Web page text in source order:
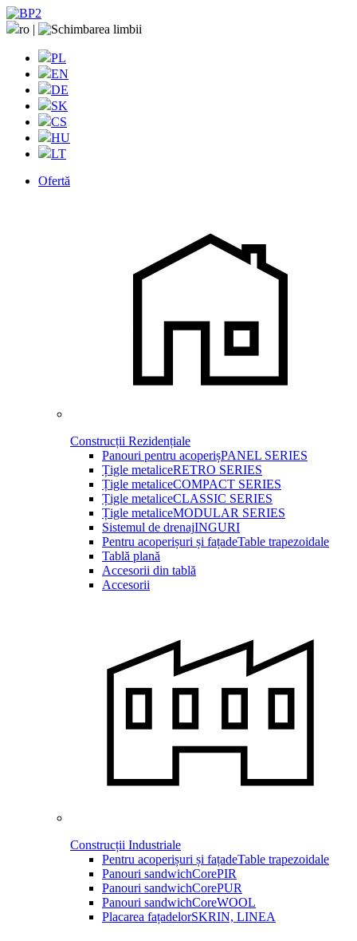
ro |
PL
EN
DE
SK
CS
HU
LT
Ofertă
Construcții Rezidențiale
Panouri pentru acoperișPANEL SERIES
Țigle metaliceRETRO SERIES
Țigle metaliceCOMPACT SERIES
Țigle metaliceCLASSIC SERIES
Țigle metaliceMODULAR SERIES
Sistemul de drenajINGURI
Pentru acoperișuri și fațadeTable trapezoidale
Tablă plană
Accesorii din tablă
Accesorii
Construcții Industriale
Pentru acoperișuri și fațadeTable trapezoidale
Panouri sandwichCorePIR
Panouri sandwichCorePUR
Panouri sandwichCoreWOOL
Placarea fațadelorSKRIN, LINEA